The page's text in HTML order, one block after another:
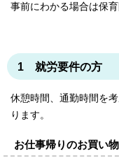
事前にわかる場合は保
1 就労要件の方
休憩時間、通勤時間を
ります。
お仕事帰りのお買い